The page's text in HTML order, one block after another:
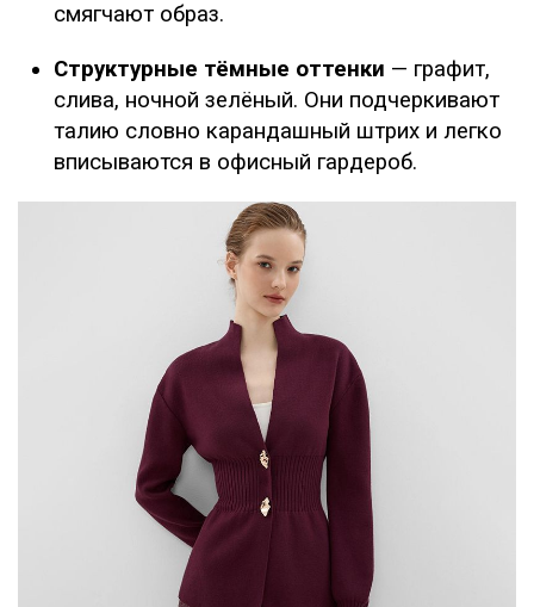
смягчают образ.
Структурные тёмные оттенки — графит,
слива, ночной зелёный. Они подчеркивают
талию словно карандашный штрих и легко
вписываются в офисный гардероб.